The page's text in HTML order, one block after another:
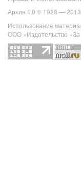
Архив 4.0 © 1928 —
Использование
ООО «Издательство «За